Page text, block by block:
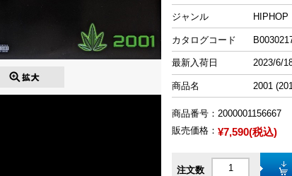
ジャンル HIPHOP
カタログコード
最新入荷日 2023/6/
商品名 2001
商品番号： 2000001156667
販売価格： ¥7,590(税込)
注文数